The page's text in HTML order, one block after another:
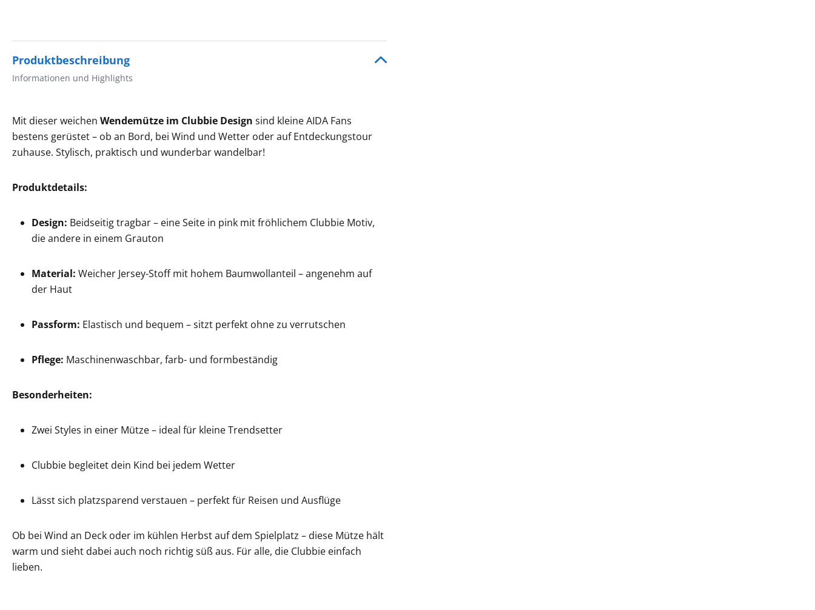
Produktbeschreibung
Informationen und Highlights
Mit dieser weichen Wendemütze im Clubbie Design sind kleine AIDA Fans
bestens gerüstet – ob an Bord, bei Wind und Wetter oder auf Entdeckungstour
zuhause. Stylisch, praktisch und wunderbar wandelbar!
Produktdetails:
Design: Beidseitig tragbar – eine Seite in pink mit fröhlichem Clubbie Motiv,
die andere in einem Grauton
Material: Weicher Jersey-Stoff mit hohem Baumwollanteil – angenehm auf
der Haut
Passform: Elastisch und bequem – sitzt perfekt ohne zu verrutschen
Pflege: Maschinenwaschbar, farb- und formbeständig
Besonderheiten:
Zwei Styles in einer Mütze – ideal für kleine Trendsetter
Clubbie begleitet dein Kind bei jedem Wetter
Lässt sich platzsparend verstauen – perfekt für Reisen und Ausflüge
Ob bei Wind an Deck oder im kühlen Herbst auf dem Spielplatz – diese Mütze hält
warm und sieht dabei auch noch richtig süß aus. Für alle, die Clubbie einfach
lieben.